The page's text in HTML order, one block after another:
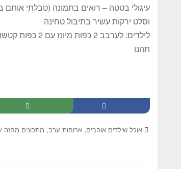
עיגולי בטטה – רואים בתמונה (טבלתי אותם
וסלט ירקות עשיר בתיבול טחינה
לילדים: לערבב 2 כפות מיונז עם 2 כפות קטשופ
תהנו
אוכל שילדים אוהבים, ארוחות ערב, מתכונים מחזה